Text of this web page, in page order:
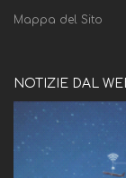
Mappa del Sito
NOTIZIE DAL